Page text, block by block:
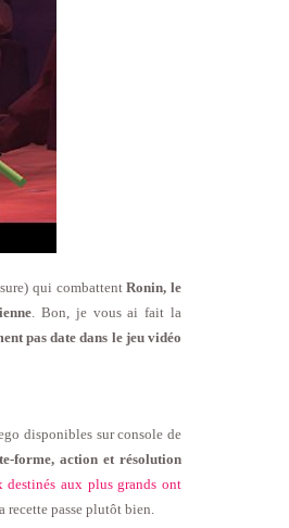
qui combattentRonin, le
. Bon, je vous ai fait la
pas date dans le jeu vidéo
disponibles sur console de
forme, action et résolution
destinés aux plus grands ont
recette passe plutôt bien.